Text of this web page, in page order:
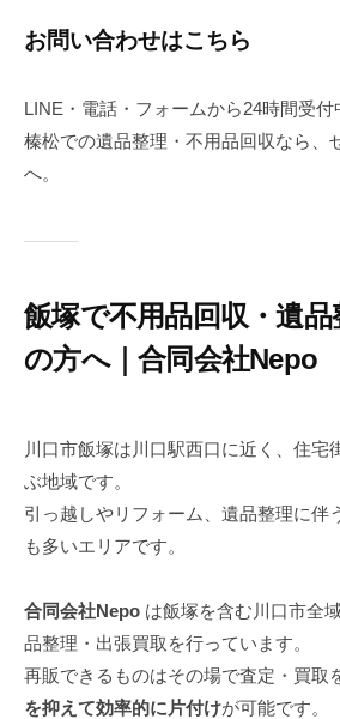
お問い合わせはこちら
LINE・電話・フォームから24時間受付
榛松での遺品整理・不用品回収なら、
へ。
飯塚で不用品回収・遺品
の方へ｜合同会社Nepo
0
5
年
8
2
9
日
y
e
p
o
川口市飯塚は川口駅西口に近く、住宅
ぶ地域です。
引っ越しやリフォーム、遺品整理に伴
も多いエリアです。
合同会社Nepo は飯塚を含む川口市全
品整理・出張買取を行っています。
再販できるものはその場で査定・買取
を抑えて効率的に片付けが可能です。